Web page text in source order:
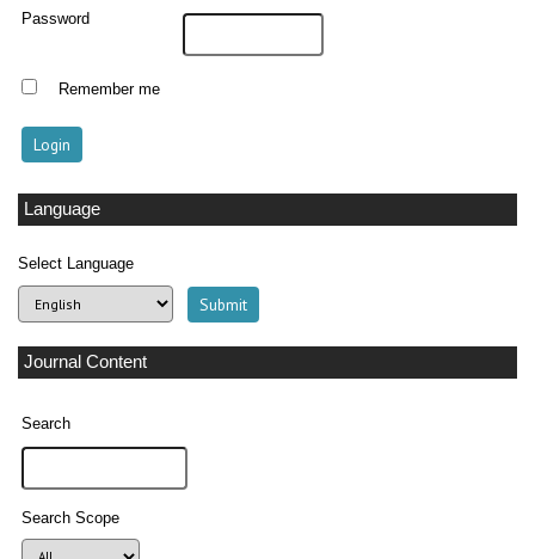
Password
Remember me
Language
Select Language
Journal Content
Search
Search Scope